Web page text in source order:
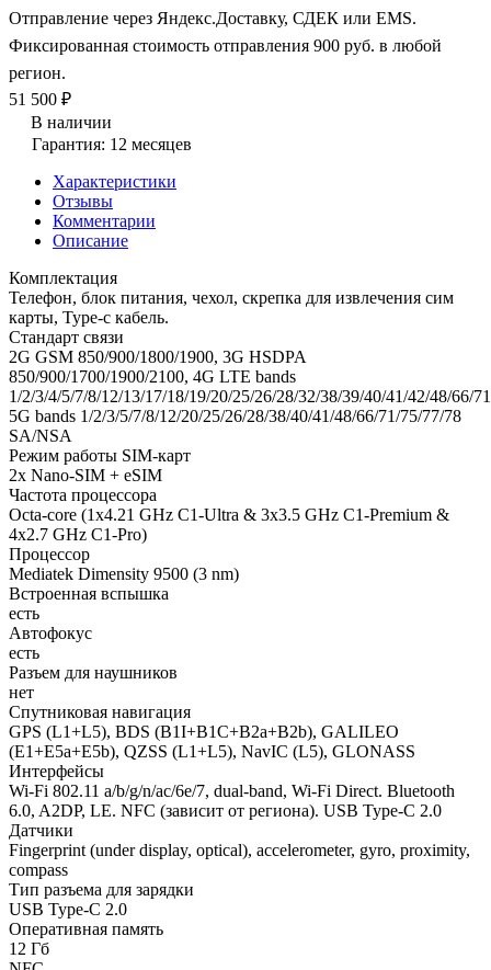
Отправление через Яндекс.Доставку, СДЕК или EMS.
Фиксированная стоимость отправления 900 руб. в любой
регион.
51 500 ₽
В наличии
Гарантия: 12 месяцев
Характеристики
Отзывы
Комментарии
Описание
Комплектация
Телефон, блок питания, чехол, скрепка для извлечения сим
карты, Type-c кабель.
Стандарт связи
2G GSM 850/900/1800/1900, 3G HSDPA
850/900/1700/1900/2100, 4G LTE bands
1/2/3/4/5/7/8/12/13/17/18/19/20/25/26/28/32/38/39/40/41/42/48/66/
5G bands 1/2/3/5/7/8/12/20/25/26/28/38/40/41/48/66/71/75/77/78
SA/NSA
Режим работы SIM-карт
2x Nano-SIM + eSIM
Частота процессора
Octa-core (1x4.21 GHz C1-Ultra & 3x3.5 GHz C1-Premium &
4x2.7 GHz C1-Pro)
Процессор
Mediatek Dimensity 9500 (3 nm)
Встроенная вспышка
есть
Автофокус
есть
Разъем для наушников
нет
Спутниковая навигация
GPS (L1+L5), BDS (B1I+B1C+B2a+B2b), GALILEO
(E1+E5a+E5b), QZSS (L1+L5), NavIC (L5), GLONASS
Интерфейсы
Wi-Fi 802.11 a/b/g/n/ac/6e/7, dual-band, Wi-Fi Direct. Bluetooth
6.0, A2DP, LE. NFC (зависит от региона). USB Type-C 2.0
Датчики
Fingerprint (under display, optical), accelerometer, gyro, proximity,
compass
Тип разъема для зарядки
USB Type-C 2.0
Оперативная память
12 Гб